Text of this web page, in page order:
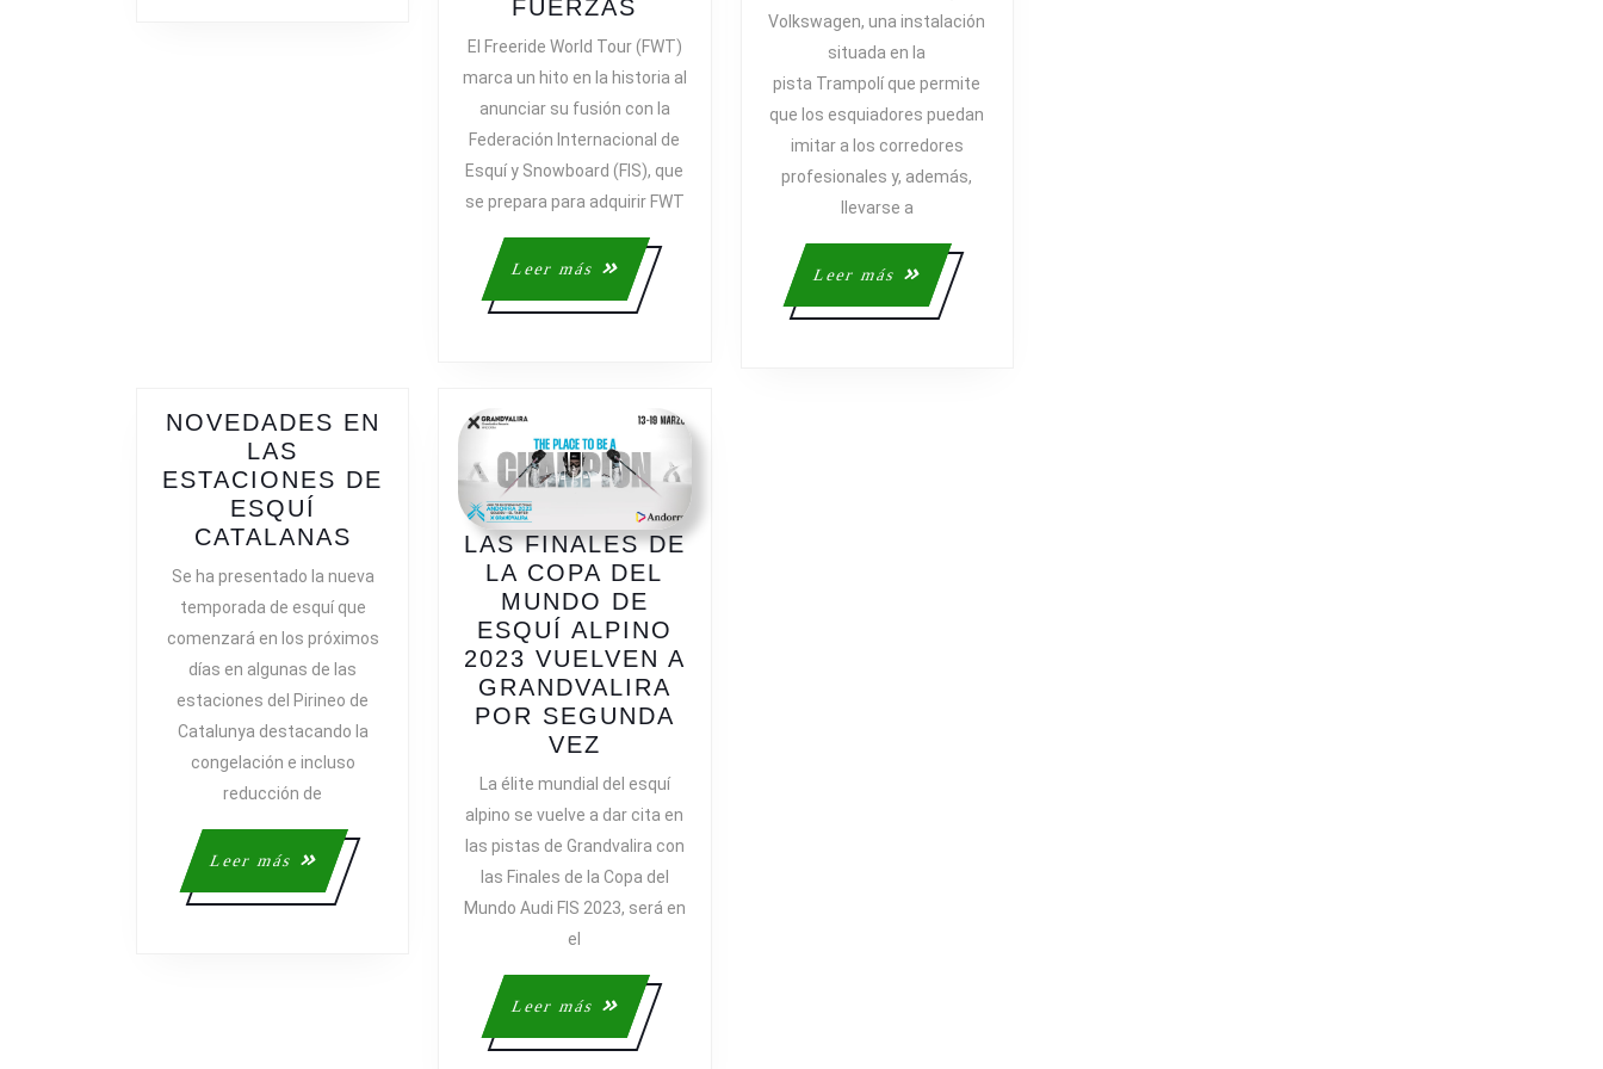
FUERZAS
Y
FREERIDE
WORLD
TOUR
UNEN
SUS
FUERZAS
El Freeride World Tour (FWT)
marca un hito en la historia al
anunciar su fusión con la
Federación Internacional de
Esquí y Snowboard (FIS), que
se prepara para adquirir FWT
Leer más
Leer
más
LAS
ESTACIONES
DE
ESQUÍ
Volkswagen, una instalación
situada en la
pista Trampolí que permite
que los esquiadores puedan
imitar a los corredores
profesionales y, además,
llevarse a
Leer más
Leer
más
NOVEDADES EN
LAS
ESTACIONES DE
ESQUÍ
CATALANAS NOVEDADES
ESTACIONES
DE
ESQUÍ
CATALANAS
Se ha presentado la nueva
temporada de esquí que
comenzará en los próximos
días en algunas de las
estaciones del Pirineo de
Catalunya destacando la
congelación e incluso
reducción de
Leer más
Leer
más
LAS FINALES DE
LA COPA DEL
MUNDO DE
ESQUÍ ALPINO
2023 VUELVEN A
GRANDVALIRA
POR SEGUNDA
VEZ
FINALES
LA
COPA
DEL
MUNDO
ESQUÍ
ALPINO
2023
VUELVEN
La élite mundial del esquí
alpino se vuelve a dar cita en
las pistas de Grandvalira con
las Finales de la Copa del
Mundo Audi FIS 2023, será en
el
Leer más
Leer
más